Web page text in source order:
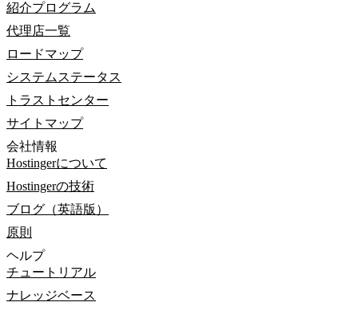
紹介プログラム
代理店一覧
ロードマップ
システムステータス
トラストセンター
サイトマップ
会社情報
Hostingerについて
Hostingerの技術
ブログ（英語版）
原則
ヘルプ
チュートリアル
ナレッジベース